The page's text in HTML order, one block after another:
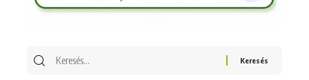
Keresés